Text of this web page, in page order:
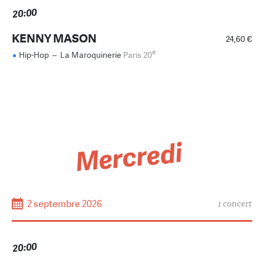
20:00
24,60 €
KENNY MASON
Hip-Hop – La Maroquinerie Paris 20e
Mercredi
2 septembre 2026 1 concert
20:00